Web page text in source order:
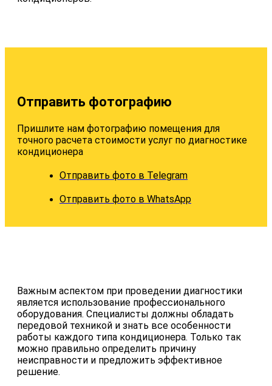
Отправить фотографию
Пришлите нам фотографию помещения для
точного расчета стоимости услуг по диагностике
кондиционера
Отправить фото в Telegram
Отправить фото в WhatsApp
Важным аспектом при проведении диагностики
является использование профессионального
оборудования. Специалисты должны обладать
передовой техникой и знать все особенности
работы каждого типа кондиционера. Только так
можно правильно определить причину
неисправности и предложить эффективное
решение.